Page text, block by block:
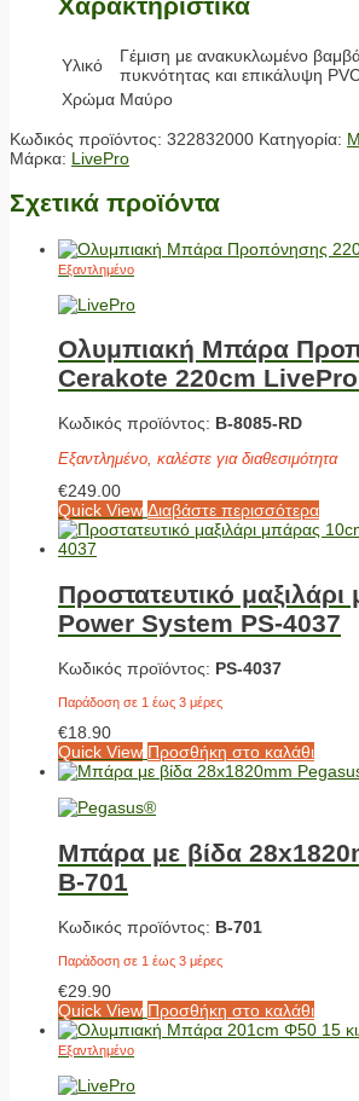
Χαρακτηριστικά
Υλικό
Γέμιση με ανακυκλωμένο
πυκνότητας και επικάλυψη
Χρώμα Μαύρο
Κωδικός προϊόντος: 322832000 Κατηγορία:
Μάρκα: LivePro
Σχετικά προϊόντα
Εξαντλημένο
Ολυμπιακή Μπάρα
Cerakote 220cm
Κωδικός προϊόντος: Β-8085-RD
Εξαντλημένο, καλέστε για διαθεσιμότητα
€249.00
Quick View Διαβάστε περισσότερα
Προστατευτικό
Power System PS-4037
Κωδικός προϊόντος: PS-4037
Παράδοση σε 1 έως 3 μέρες
€18.90
Quick View Προσθήκη στο καλάθι
Μπάρα με βίδα
Β-701
Κωδικός προϊόντος: Β-701
Παράδοση σε 1 έως 3 μέρες
€29.90
Quick View Προσθήκη στο καλάθι
Εξαντλημένο